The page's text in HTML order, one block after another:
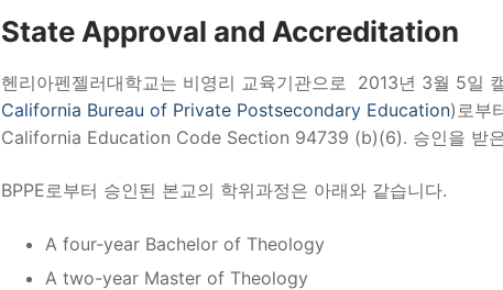
State Approval and Accreditation
헨리아펜젤러대학교는 비영리 교육기관으로 2013년 3월 5일
California Bureau of Private Postsecondary Education)로부
California Education Code Section 94739 (b)(6). 승인을 받
BPPE로부터 승인된 본교의 학위과정은 아래와 같습니다.
A four-year Bachelor of Theology
A two-year Master of Theology